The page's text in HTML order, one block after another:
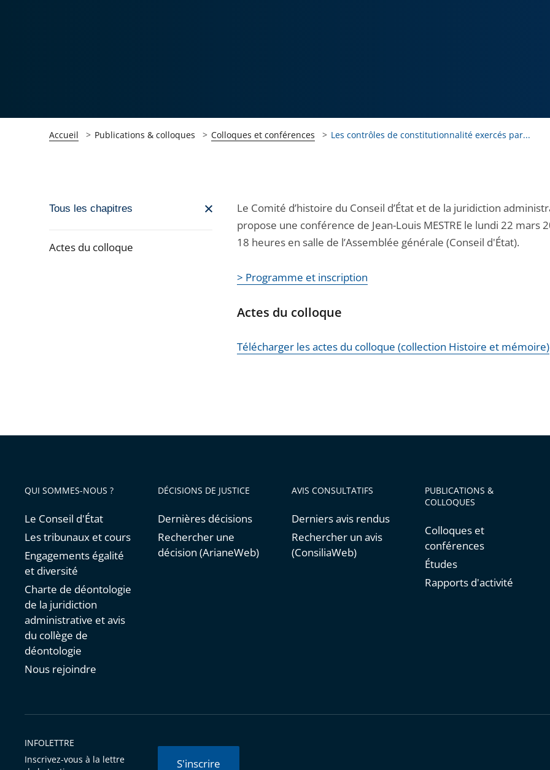
Accueil Publications & colloques Colloques et conférences Les contrôles de constitutionnalité exercés par...
Passer
navigation
Tous les chapitres
Actes du colloque
Le Comité d’histoire du Conseil d’État et de la juridiction
propose une conférence de Jean-Louis MESTRE le lundi 22 mars
18 heures en salle de l’Assemblée générale (Conseil d'État).
> Programme et inscription
Actes du colloque
Télécharger les actes du colloque (collection Histoire et mémoire)
QUI SOMMES-NOUS ?
Le Conseil d'État
Les tribunaux et cours
Engagements égalité
et diversité
Charte de déontologie
de la juridiction
administrative et avis
du collège de
déontologie
Nous rejoindre
DÉCISIONS DE JUSTICE
Dernières décisions
Rechercher une
décision (ArianeWeb)
AVIS CONSULTATIFS
Derniers avis rendus
Rechercher un avis
(ConsiliaWeb)
PUBLICATIONS &
COLLOQUES
Colloques et
conférences
Études
Rapports d'activité
INFOLETTRE
Inscrivez-vous à la lettre
S'inscrire